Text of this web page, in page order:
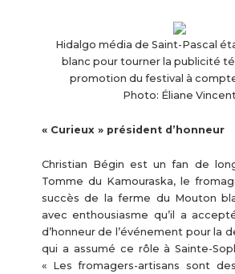
Hidalgo média de Saint-Pascal
blanc pour tourner la publicité
promotion du festival à
Photo: Éliane Vincent
« Curieux » président d’honneur
Christian Bégin est un fan de
Tomme du Kamouraska, le
succès de la ferme du Mouton
avec enthousiasme qu’il a
d’honneur de l’événement pour la
qui a assumé ce rôle à Sainte-
« Les fromagers-artisans sont